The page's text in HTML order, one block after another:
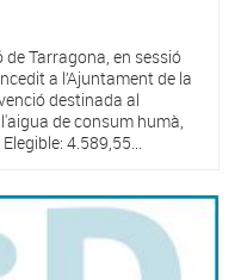
Tarragona, en sessió
a l’Ajuntament de la
destinada al
de consum humà,
4.589,55...